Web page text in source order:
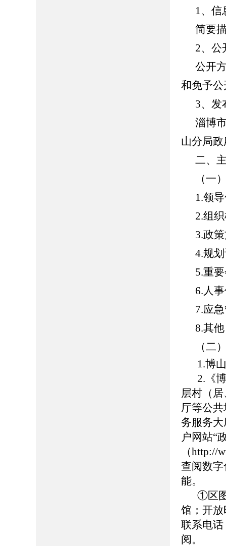
1、信
简要
2、公
公开
和免予
3、发
淄博
山分局
二、
（一
1.领
2.组
3.政
4.规
5.重
6.人
7.应
8.其他
（二
1.博
2.《
层村（
厅等公
务服务
户网站“
（http://
查阅数
能。
①区
馆；开
联系电话
阅。